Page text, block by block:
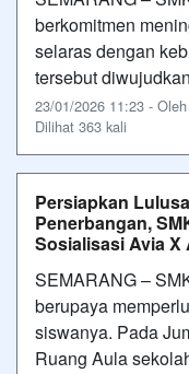
berkomitmen
selaras dengan
tersebut
23/01/2026 11:23 -
Dilihat 363 kali
Persiapkan
Penerbangan,
Sosialisasi Avia X
SEMARANG –
berupaya
siswanya. Pada
Ruang Aula